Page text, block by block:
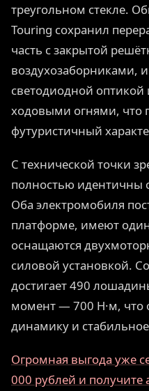
треугольном стекле.
Touring сохранил
часть с закрытой
воздухозаборниками,
светодиодной
ходовыми огнями, что
футуристичный
С технической точки
полностью идентичны
Оба электромобиля
платформе, имеют
оснащаются
силовой установкой.
достигает 490
момент — 700 Н·м, что
динамику и
Огромная выгода уже
000 рублей и получите